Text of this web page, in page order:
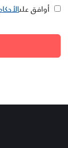
أوافق على